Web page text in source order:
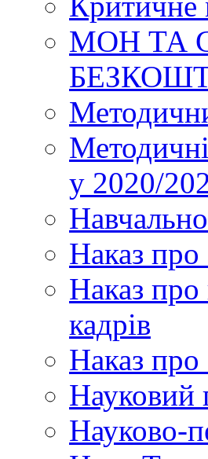
МОН ТА
у 2020/
Наказ про
Наказ про
кадрів
Наказ про
Науковий
Науково-